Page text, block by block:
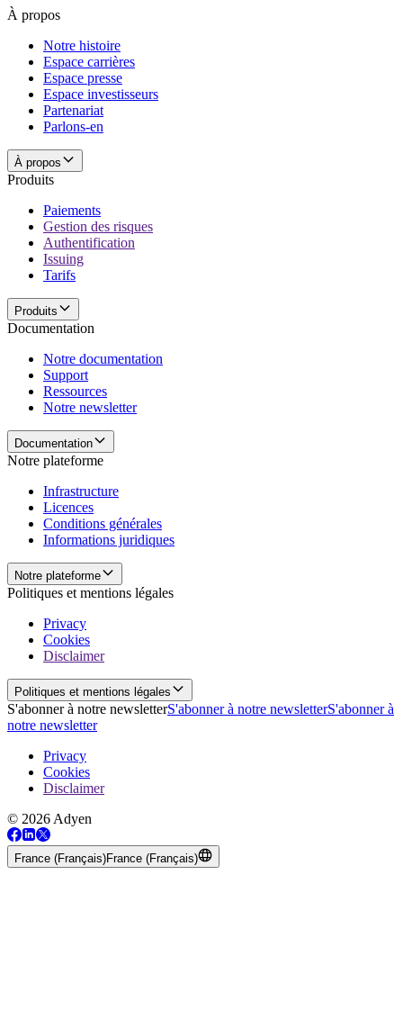
À propos
Notre histoire
Espace carrières
Espace presse
Espace investisseurs
Partenariat
Parlons-en
À propos
Produits
Paiements
Gestion des risques
Authentification
Issuing
Tarifs
Produits
Documentation
Notre documentation
Support
Ressources
Notre newsletter
Documentation
Notre plateforme
Infrastructure
Licences
Conditions générales
Informations juridiques
Notre plateforme
Politiques et mentions légales
Privacy
Cookies
Disclaimer
Politiques et mentions légales
S'abonner à notre newsletterS'abonner à notre newsletterS'abonner à
notre newsletter
Privacy
Cookies
Disclaimer
© 2026 Adyen
France (Français)France (Français)